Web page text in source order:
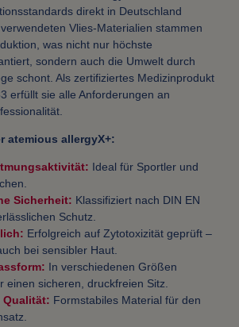
direkt in Deutschland
Vlies-Materialien stammen
was nicht nur höchste
sondern auch die Umwelt durch
schont. Als zertifiziertes Medizinprodukt
erfüllt sie alle Anforderungen an
atemious allergyX+:
Ideal für Sportler und
Sicherheit: Klassifiziert nach DIN EN
Schutz.
Erfolgreich auf Zytotoxizität geprüft –
bei sensibler Haut.
In verschiedenen Größen
einen sicheren, druckfreien Sitz.
Qualität: Formstabiles Material für den